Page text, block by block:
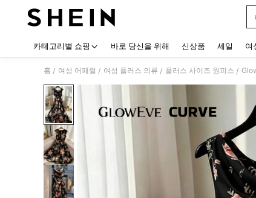
카테고리별 쇼핑 바로 당신을 위해 신상품 세일 여
홈 / 여성 어패럴 / 여성 플러스 의류 / 플러스 사이즈 원피스 /